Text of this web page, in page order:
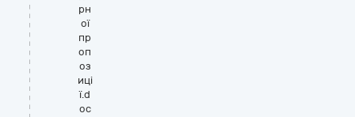
рн
ої
пр
оп
оз
иці
ї.d
oc